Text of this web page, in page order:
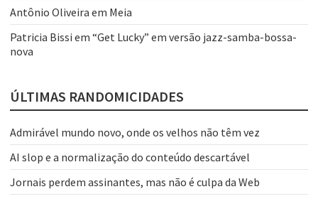
Antônio Oliveira em Meia
Patricia Bissi em “Get Lucky” em versão jazz-samba-bossa-
nova
ÚLTIMAS RANDOMICIDADES
Admirável mundo novo, onde os velhos não têm vez
AI slop e a normalização do conteúdo descartável
Jornais perdem assinantes, mas não é culpa da Web